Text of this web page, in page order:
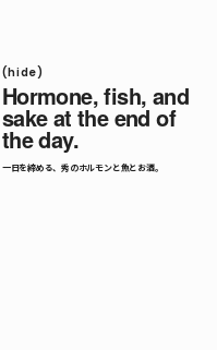
(hide)
Hormone, fish, and
sake at the end of
the day.
一日を締める、秀のホルモンと魚とお酒。